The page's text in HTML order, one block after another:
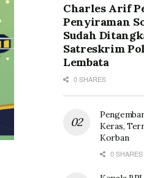
Charles Arif
Penyiraman
Sudah
Satreskrim
Lembata
0 SHARES
Keras,
Korban
0 SHARES